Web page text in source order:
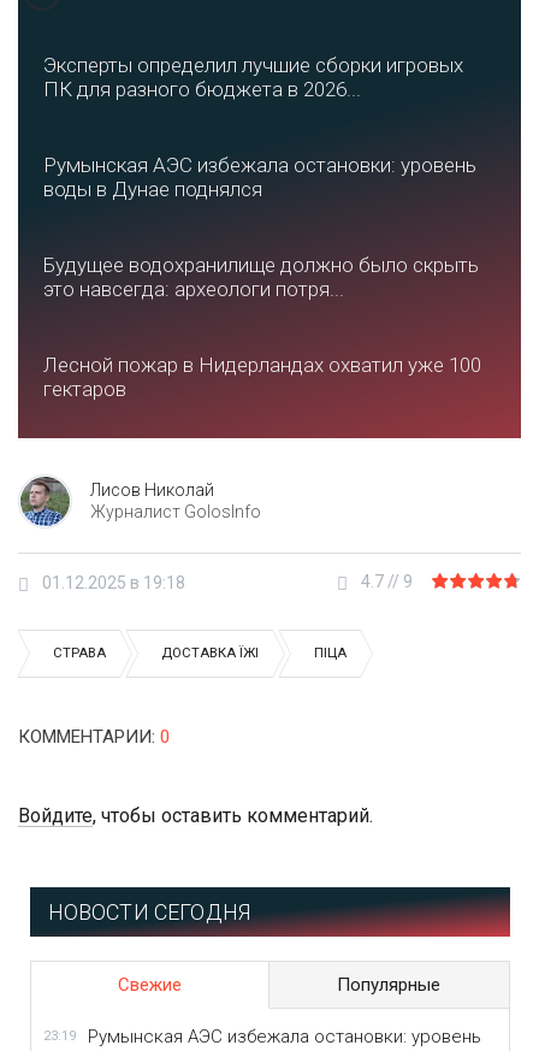
Эксперты определил лучшие сборки игровых
ПК для разного бюджета в 2026...
Румынская АЭС избежала остановки: уровень
воды в Дунае поднялся
Будущее водохранилище должно было скрыть
это навсегда: археологи потря...
Лесной пожар в Нидерландах охватил уже 100
гектаров
Лисов Николай
Журналист GolosInfo
01.12.2025 в 19:18 4.7 // 9
СТРАВА ДОСТАВКА ЇЖІ ПІЦА
КОММЕНТАРИИ: 0
Войдите, чтобы оставить комментарий.
НОВОСТИ СЕГОДНЯ
Свежие Популярные
23:19
Румынская АЭС избежала остановки: уровень